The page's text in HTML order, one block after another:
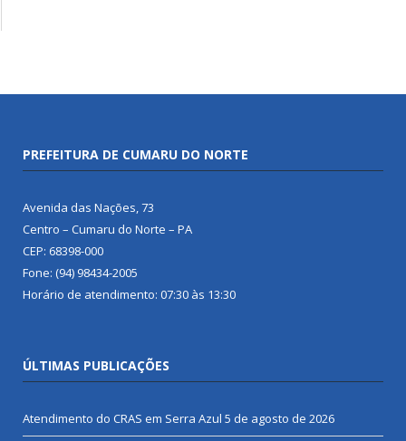
PREFEITURA DE CUMARU DO NORTE
Avenida das Nações, 73
Centro – Cumaru do Norte – PA
CEP: 68398-000
Fone: (94) 98434-2005
Horário de atendimento: 07:30 às 13:30
ÚLTIMAS PUBLICAÇÕES
Atendimento do CRAS em Serra Azul 5 de agosto de 2026